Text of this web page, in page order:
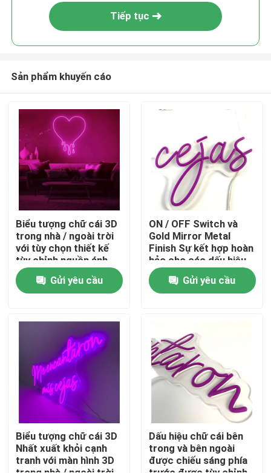
Nhà
Các sản phẩm
Về chúng tôi
Tiếp tục
Sản phẩm khuyến cáo
Biểu tượng chữ cái 3D
trong nhà / ngoài trời
với tùy chọn thiết kế
tùy chỉnh nguồn ánh
sáng SMD5050
Gửi yêu cầu
ON / OFF Switch và
Gold Mirror Metal
Finish Sự kết hợp hoàn
hảo cho các dấu hiệu
chữ cái LED 3D có thể
tùy chỉnhGửi yêu cầu
Biểu tượng chữ cái 3D
Nhất xuất khỏi cạnh
tranh với màn hình 3D
Dấu hiệu chữ cái bên
trong và bên ngoài
được chiếu sáng phía